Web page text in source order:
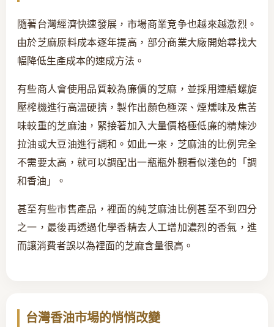
隨著台灣經濟快速發展，市場商業竞争也越來越激烈。
由於芝麻原料成本逐年提高，部分商業大廠開始尋找大
幅降低生產成本的速成方法。
有些商人會使用品質較為廉價的芝麻，並採用連續螺旋
壓榨機進行高溫硬擠，製作出顏色極深、煙燻味及焦苦
味較重的芝麻油，緊接著加入大量價格極低廉的精煉沙
拉油或大豆油進行調和。如此一來，芝麻油的比例完全
不需要太高，就可以調配出一瓶瓶外觀看似淺色的「調
和香油」。
甚至有些市售產品，裡面的純芝麻油比例甚至不到四分
之一，最後再透過化學香精去人工增加濃烈的香氣，進
而讓消費者誤以為裡面的芝麻含量很高。
台灣香油市場的悄悄改變